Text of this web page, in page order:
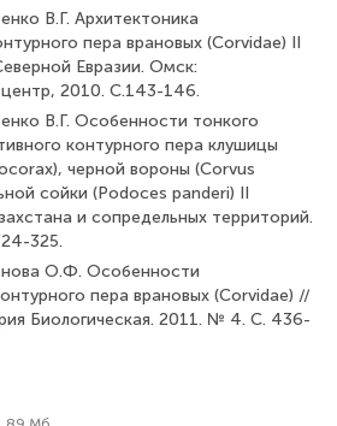
В.Г. Архитектоника
пера врановых (Corvidae) II
Евразии. Омск:
2010. С.143-146.
В.Г. Особенности тонкого
контурного пера клушицы
черной вороны (Corvus
сойки (Podoces panderi) II
и сопредельных территорий.
325.
О.Ф. Особенности
пера врановых (Corvidae) //
Биологическая. 2011. № 4. С. 436-